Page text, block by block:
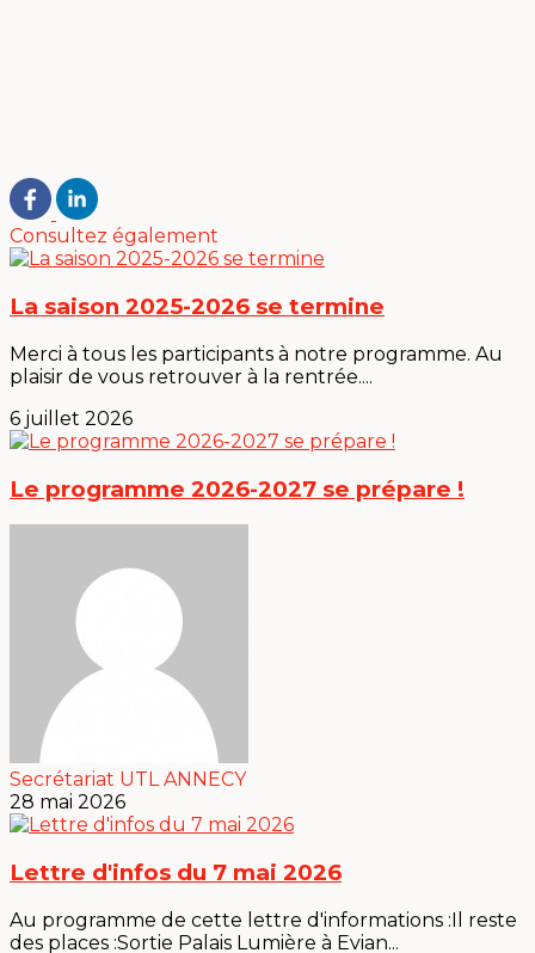
Consultez également
La saison 2025-2026 se termine
Merci à tous les participants à notre programme. Au
plaisir de vous retrouver à la rentrée....
6 juillet 2026
Le programme 2026-2027 se prépare !
Secrétariat UTL ANNECY
28 mai 2026
Lettre d'infos du 7 mai 2026
Au programme de cette lettre d'informations :Il reste
des places :Sortie Palais Lumière à Evian...